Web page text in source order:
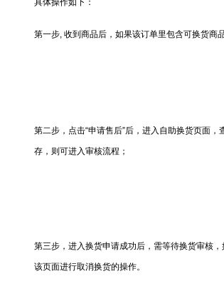
具体操作如下：
第一步, 收到商品后，如果该订单里包含可换货商
第二步，点击“申请售后”后，进入自助换货页面，
存，则可进入审核流程；
第三步，进入换货申请成功后，需等待换货审核
该页面进行取消换货的操作。